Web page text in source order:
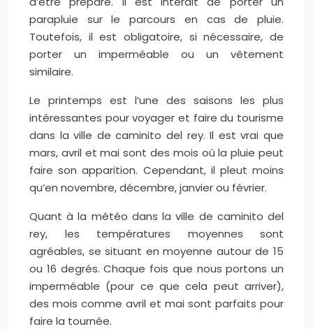
parapluie sur le parcours en cas de pluie.
Toutefois, il est obligatoire, si nécessaire, de
porter un imperméable ou un vêtement
similaire.
Le printemps est l’une des saisons les plus
intéressantes pour voyager et faire du tourisme
dans la ville de caminito del rey. Il est vrai que
mars, avril et mai sont des mois où la pluie peut
faire son apparition. Cependant, il pleut moins
qu’en novembre, décembre, janvier ou février.
Quant à la météo dans la ville de caminito del
rey, les températures moyennes sont
agréables, se situant en moyenne autour de 15
ou 16 degrés. Chaque fois que nous portons un
imperméable (pour ce que cela peut arriver),
des mois comme avril et mai sont parfaits pour
faire la tournée.